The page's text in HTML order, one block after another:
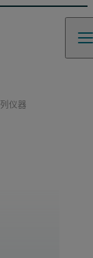
仪器